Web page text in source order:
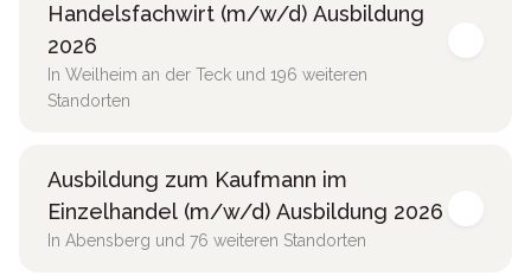
Handelsfachwirt (m/w/d) Ausbildung
2026
In Weilheim an der Teck und 196 weiteren
Standorten
Ausbildung zum Kaufmann im
Einzelhandel (m/w/d) Ausbildung 2026
In Abensberg und 76 weiteren Standorten